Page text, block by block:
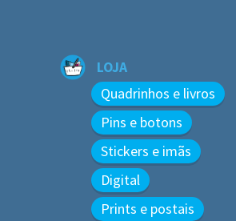
LOJA
Quadrinhos e livros
Pins e botons
Stickers e imãs
Digital
Prints e postais